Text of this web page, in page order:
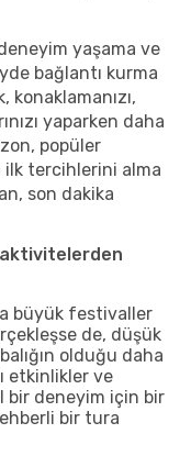
yaşama ve
bağlantı kurma
konaklamanızı,
yaparken daha
popüler
tercihlerini alma
son dakika
aktivitelerden
büyük festivaller
de, düşük
olduğu daha
etkinlikler ve
bir deneyim için bir
bir tura